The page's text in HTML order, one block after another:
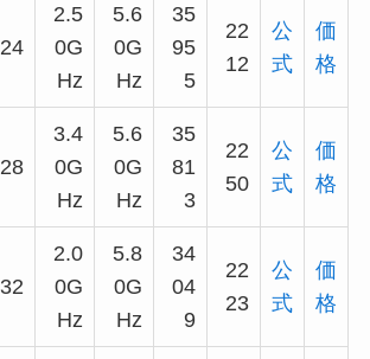
24
2.5
0G
Hz
5.6
0G
Hz
35
95
5
22
12
公
式
価
格
28
3.4
0G
Hz
5.6
0G
Hz
35
81
3
22
50
公
式
価
格
32
2.0
0G
Hz
5.8
0G
Hz
34
04
9
22
23
公
式
価
格